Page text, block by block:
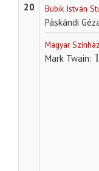
20 Bubik István
Páskándi
Magyar Színház
Mark Twain